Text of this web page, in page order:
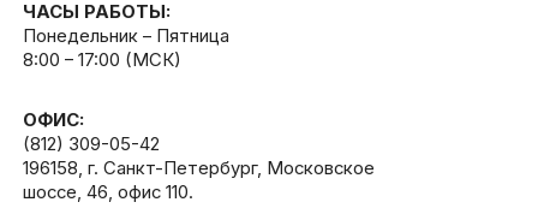
ЧАСЫ РАБОТЫ:
Понедельник – Пятница
8:00 – 17:00 (МСК)
ОФИС:
(812) 309-05-42
196158, г. Санкт-Петербург, Московское
шоссе, 46, офис 110.